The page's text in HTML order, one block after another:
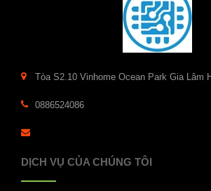
Tòa S2.10 Vinhome Ocean Park Gia Lâm
0886524086
DỊCH VỤ CỦA CHÚNG TÔI